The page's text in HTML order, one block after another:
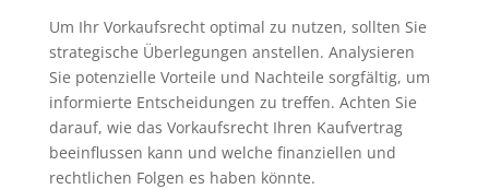
Um Ihr Vorkaufsrecht optimal zu nutzen, sollten Sie
strategische Überlegungen anstellen. Analysieren
Sie potenzielle Vorteile und Nachteile sorgfältig, um
informierte Entscheidungen zu treffen. Achten Sie
darauf, wie das Vorkaufsrecht Ihren Kaufvertrag
beeinflussen kann und welche finanziellen und
rechtlichen Folgen es haben könnte.